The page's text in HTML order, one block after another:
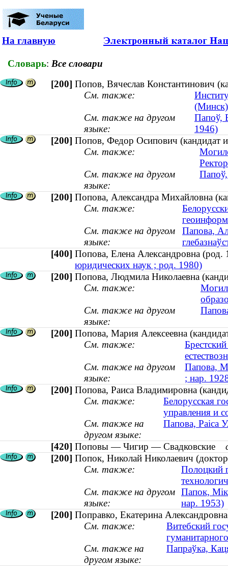
На главную
Словарь: Все словари
[200] Попов, Вячеслав Константинович
См. также:
(Минск)
См. также на другом
языке:
Папоў,
1946)
[200] Попов, Федор Осипович (кандидат
См. также:
Ректор
См. также на другом
языке:
[200] Попова, Александра Михайловна
См. также:
См. также на другом
языке:
Папова,
[400] Попова, Елена Александровна
юридических наук ; род. 1980)
[200] Попова, Людмила Николаевна
См. также:
См. также на другом
языке:
[200] Попова, Мария Алексеевна
См. также:
См. также на другом
языке:
Папова,
; нар.
[200] Попова, Раиса Владимировна
См. также:
Белорусская
управления и
См. также на
другом языке:
Папова, Раіса
[420] Поповы — Чигир — Свадковские
[200] Попок, Николай Николаевич
См. также:
Полоцкий
См. также на другом
языке:
Папок,
нар. 1953)
[200] Поправко, Екатерина
См. также:
Витебский
См. также на
другом языке:
Папраўка,